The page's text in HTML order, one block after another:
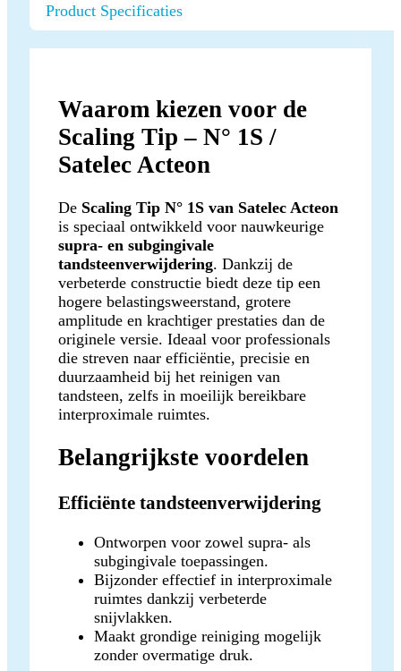
Product Specificaties
Waarom kiezen voor de
Scaling Tip – N° 1S /
Satelec Acteon
De Scaling Tip N° 1S van Satelec Acteon
is speciaal ontwikkeld voor nauwkeurige
supra- en subgingivale
tandsteenverwijdering. Dankzij de
verbeterde constructie biedt deze tip een
hogere belastingsweerstand, grotere
amplitude en krachtiger prestaties dan de
originele versie. Ideaal voor professionals
die streven naar efficiëntie, precisie en
duurzaamheid bij het reinigen van
tandsteen, zelfs in moeilijk bereikbare
interproximale ruimtes.
Belangrijkste voordelen
Efficiënte tandsteenverwijdering
Ontworpen voor zowel supra- als
subgingivale toepassingen.
Bijzonder effectief in interproximale
ruimtes dankzij verbeterde
snijvlakken.
Maakt grondige reiniging mogelijk
zonder overmatige druk.